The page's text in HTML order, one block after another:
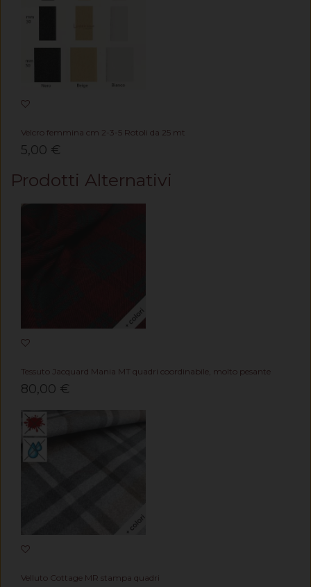
Velcro femmina cm 2-3-5 Rotoli da 25 mt
5,00 €
Prodotti Alternativi
Tessuto Jacquard Mania MT quadri coordinabile, molto pesante
80,00 €
Velluto Cottage MR stampa quadri